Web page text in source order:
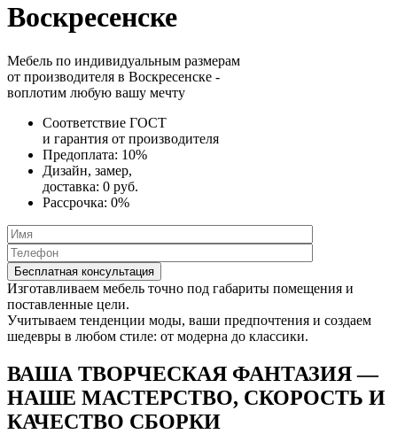
Воскресенске
Мебель по индивидуальным размерам
от производителя в Воскресенске -
воплотим любую вашу мечту
Соответствие ГОСТ
и гарантия от производителя
Предоплата: 10%
Дизайн, замер,
доставка: 0 руб.
Рассрочка: 0%
Изготавливаем мебель точно под габариты помещения и
поставленные цели.
Учитываем тенденции моды, ваши предпочтения и создаем
шедевры в любом стиле: от модерна до классики.
ВАША ТВОРЧЕСКАЯ ФАНТАЗИЯ —
НАШЕ МАСТЕРСТВО, СКОРОСТЬ И
КАЧЕСТВО СБОРКИ